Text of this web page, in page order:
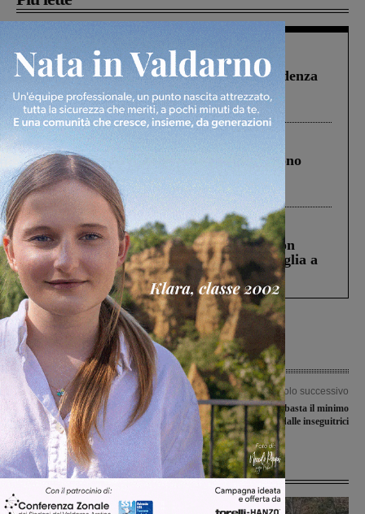
Figline Incisa Valdarno 1 Agosto 2026
Piscina di Figline finanziata oltre la scadenza
Pnrr, il gruppo di Fratelli d’Italia: “Un
ringraziamento al Governo”
Cronaca 4 Agosto 2026
Un anno fa la strage in A1 in cui morirono
Gianni, Giulia e Franco. Lo schianto, il
processo, lo stop ai sorpassi fra tir....
Cronaca 3 Agosto 2026
Scomparso da una struttura di Castiglion
Fiorentino l’uomo che aveva ucciso la figlia a
Levane nel 2020
Articolo precedente
Aquila al testacoda di Bettolle. Niente
scuse, conta solo vincere
Articolo successivo
Al Montevarchi basta il minimo
scarto, ora è a +5 dalle inseguitrici
Ultime Notizie